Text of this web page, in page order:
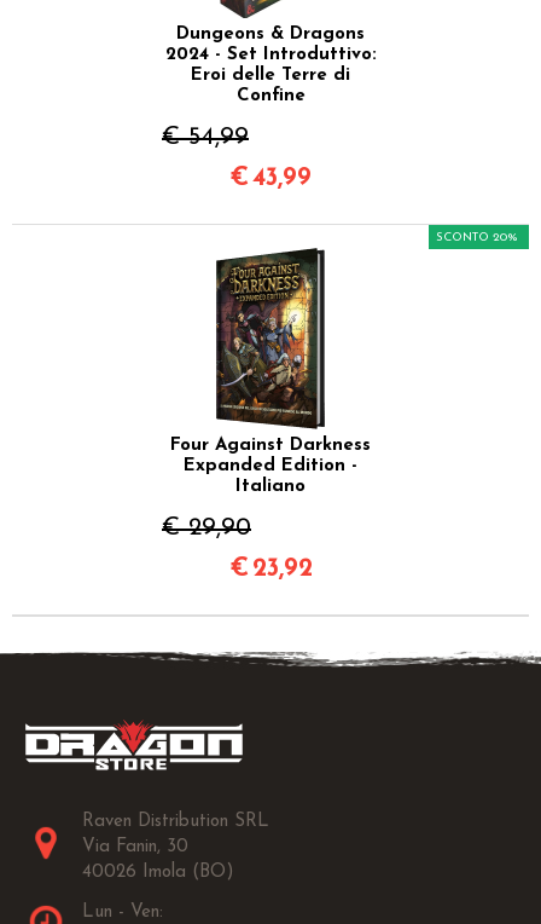
Dungeons & Dragons
2024 - Set Introduttivo:
Eroi delle Terre di
Confine
€ 54,99
€43,99
Four Against Darkness
Expanded Edition -
Italiano
€ 29,90
SCONTO 20%
€ 23,92
Raven Distribution SRL
Via Fanin, 30
40026 Imola (BO)
Lun - Ven: